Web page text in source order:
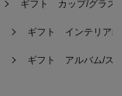
ギフト カップ/グラス
ギフト インテリア雑
ギフト アルバム/ス